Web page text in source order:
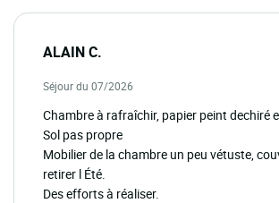
ALAIN C.
Séjour du 07/2026
Chambre à rafraîchir, papier peint dechiré
Sol pas propre
Mobilier de la chambre un peu vétuste,
retirer l Été.
Des efforts à réaliser.